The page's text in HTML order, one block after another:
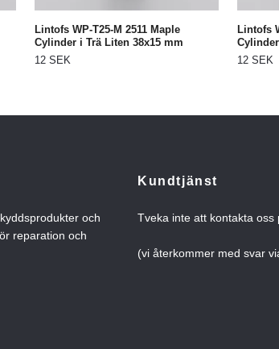
Lintofs WP-T25-M 2511 Maple
Cylinder i Trä Liten 38x15 mm
12 SEK
Lintofs
12 SEK
och
reparation och
Kundtjänst
Tveka inte att kontakta oss
(vi återkommer med svar